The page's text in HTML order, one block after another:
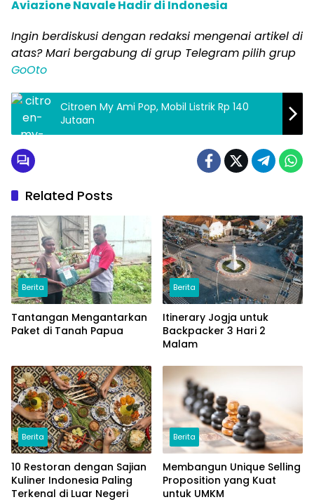
Aviazione Navale Hadir di Indonesia
Ingin berdiskusi dengan redaksi mengenai artikel di
atas? Mari bergabung di grup Telegram pilih grup
GoOto
Citroen My Ami Pop, Mobil Listrik Rp 140
Jutaan
Related Posts
Berita
Tantangan Mengantarkan
Paket di Tanah Papua
Berita
Itinerary Jogja untuk
Backpacker 3 Hari 2
Malam
Berita
10 Restoran dengan Sajian
Kuliner Indonesia Paling
Terkenal di Luar Negeri
Berita
Membangun Unique Selling
Proposition yang Kuat
untuk UMKM